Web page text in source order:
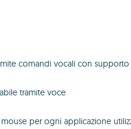
comandi vocali con
tramite voce
per ogni applicazione